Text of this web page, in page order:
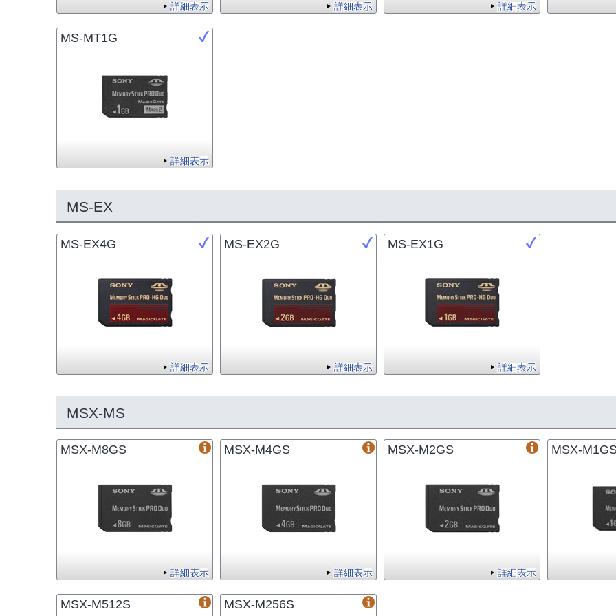
詳細表示 詳細表示 詳細表示
MS-MT1G
詳細表示
MS-EX
MS-EX4G
詳細表示
MS-EX2G
詳細表示
MS-EX1G
詳細表示
MSX-MS
MSX-M8GS
詳細表示
MSX-M4GS
詳細表示
MSX-M2GS
詳細表示
MSX-
MSX-M512S MSX-M256S